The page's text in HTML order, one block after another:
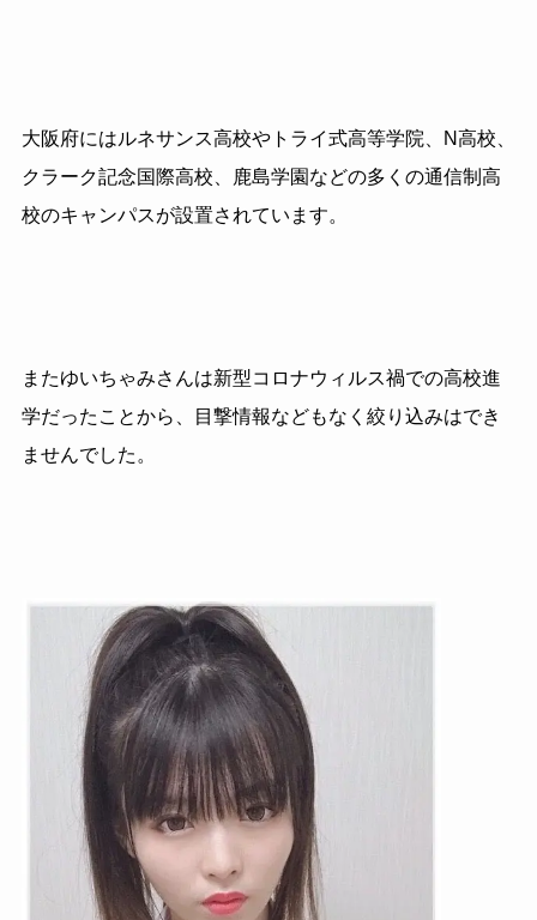
大阪府にはルネサンス高校やトライ式高等学院、N高校、
クラーク記念国際高校、鹿島学園などの多くの通信制高
校のキャンパスが設置されています。
またゆいちゃみさんは新型コロナウィルス禍での高校進
学だったことから、目撃情報などもなく絞り込みはでき
ませんでした。